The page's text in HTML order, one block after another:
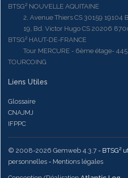
BTSG² NOUVELLE AQUITAINE
2, Avenue Thiers CS 30159 19104
19, Bd. Victor Hugo CS 20206
BTSG² HAUT-DE-FRANCE
Tour MERCURE - 6ème étage- 445
TOURCOING
Liens Utiles
Glossaire
CNAJMJ
IFPPC
© 2008-2026 Gemweb 4.3.7 - BTSG²
personnelles - Mentions légales